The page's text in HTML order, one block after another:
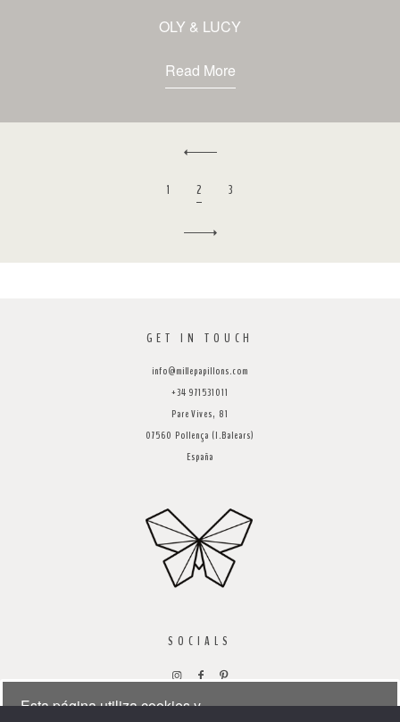
OLY & LUCY
Read More
1 2 3
GET IN TOUCH
info@millepapillons.com
+34 971531011
Pare Vives, 81
07560 Pollença (I.Balears)
España
SOCIALS
Esta página utiliza cookies y